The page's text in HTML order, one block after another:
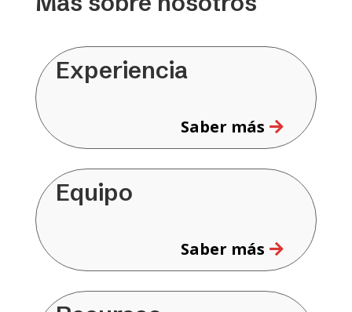
Experiencia
Saber más
Equipo
Saber más